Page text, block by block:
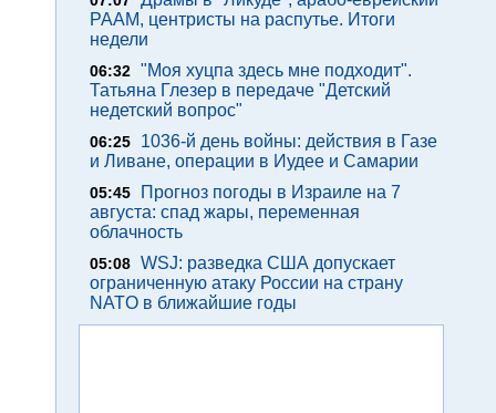
РААМ, центристы на распутье. Итоги
недели
06:32 "Моя хуцпа здесь мне подходит".
Татьяна Глезер в передаче "Детский
недетский вопрос"
06:25
1036-й день войны: действия в Газе
и Ливане, операции в Иудее и Самарии
05:45
Прогноз погоды в Израиле на 7
августа: спад жары, переменная
облачность
05:08 WSJ: разведка США допускает
ограниченную атаку России на страну
NATO в ближайшие годы